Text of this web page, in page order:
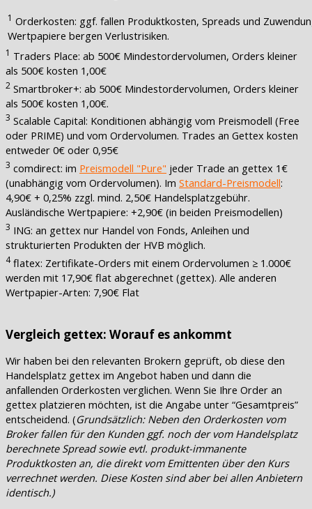
1 Orderkosten: ggf. fallen Produktkosten, Spreads und
Wertpapiere bergen Verlustrisiken.
1 Traders Place: ab 500€ Mindestordervolumen, Orders kleiner
als 500€ kosten 1,00€
2 Smartbroker+: ab 500€ Mindestordervolumen, Orders kleiner
als 500€ kosten 1,00€.
3 Scalable Capital: Konditionen abhängig vom Preismodell (Free
oder PRIME) und vom Ordervolumen. Trades an Gettex kosten
entweder 0€ oder 0,95€
3 comdirect: im Preismodell "Pure" jeder Trade an gettex 1€
(unabhängig vom Ordervolumen). Im Standard-Preismodell:
4,90€ + 0,25% zzgl. mind. 2,50€ Handelsplatzgebühr.
Ausländische Wertpapiere: +2,90€ (in beiden Preismodellen)
3 ING: an gettex nur Handel von Fonds, Anleihen und
strukturierten Produkten der HVB möglich.
4flatex: Zertifikate-Orders mit einem Ordervolumen ≥ 1.000€
werden mit 17,90€ flat abgerechnet (gettex). Alle anderen
Wertpapier-Arten: 7,90€ Flat
Vergleich gettex: Worauf es ankommt
Wir haben bei den relevanten Brokern geprüft, ob diese den
Handelsplatz gettex im Angebot haben und dann die
anfallenden Orderkosten verglichen. Wenn Sie Ihre Order an
gettex platzieren möchten, ist die Angabe unter “Gesamtpreis”
entscheidend. (Grundsätzlich: Neben den Orderkosten vom
Broker fallen für den Kunden ggf. noch der vom Handelsplatz
berechnete Spread sowie evtl. produkt-immanente
Produktkosten an, die direkt vom Emittenten über den Kurs
verrechnet werden. Diese Kosten sind aber bei allen Anbietern
identisch.)